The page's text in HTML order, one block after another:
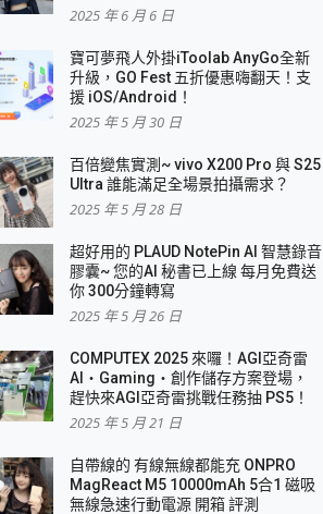
2025 年 6 月 6 日
寶可夢飛人外掛iToolab AnyGo全新
升級，GO Fest 五折優惠嗨翻天！支
援 iOS/Android！
2025 年 5 月 30 日
百倍變焦實測~ vivo X200 Pro 與 S25
Ultra 誰能滿足全場景拍攝需求？
2025 年 5 月 28 日
超好用的 PLAUD NotePin AI 智慧錄音
膠囊~ 您的AI 秘書已上線 每月免費送
你 300分鐘轉寫
2025 年 5 月 26 日
COMPUTEX 2025 來囉！AGI亞奇雷
AI・Gaming・創作儲存方案登場，
趕快來AGI亞奇雷挑戰任務抽 PS5！
2025 年 5 月 21 日
自帶線的 有線無線都能充 ONPRO
MagReact M5 10000mAh 5合1 磁吸
無線急速行動電源 開箱 評測